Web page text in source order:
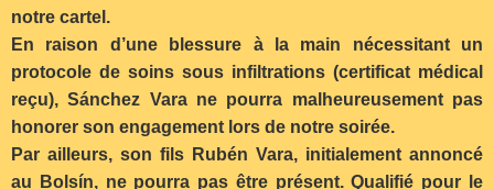
notre cartel.
En raison d’une blessure à la main nécessitant un
protocole de soins sous infiltrations (certificat médical
reçu), Sánchez Vara ne pourra malheureusement pas
honorer son engagement lors de notre soirée.
Par ailleurs, son fils Rubén Vara, initialement annoncé
au Bolsín, ne pourra pas être présent. Qualifié pour le